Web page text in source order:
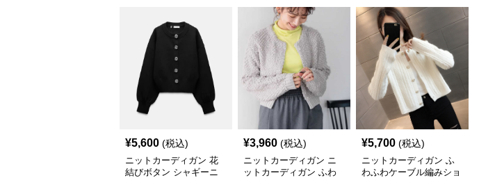
¥5,600 (税込)
ニットカーディガン 花
結びボタン シャギーニ
¥3,960 (税込)
ニットカーディガン ニ
ットカーディガン ふわ
¥5,700 (税込)
ニットカーディガン ふ
わふわケーブル編みショ